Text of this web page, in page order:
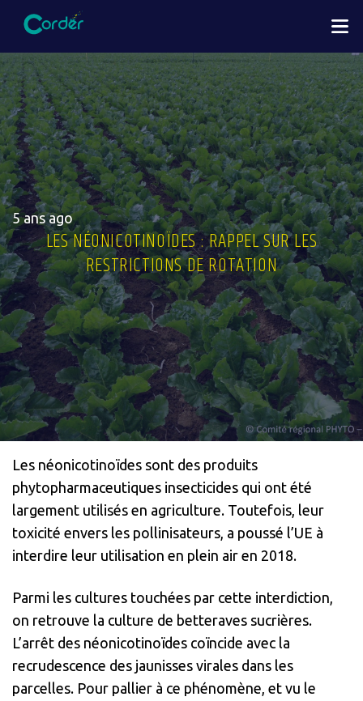
Aller
contenu
principal
5 ans ago
LES NÉONICOTINOÏDES : RAPPEL SUR LES
RESTRICTIONS DE ROTATION
Image
Les néonicotinoïdes sont des produits
phytopharmaceutiques insecticides qui ont été
largement utilisés en agriculture. Toutefois, leur
toxicité envers les pollinisateurs, a poussé l’UE à
interdire leur utilisation en plein air en 2018.
Parmi les cultures touchées par cette interdiction,
on retrouve la culture de betteraves sucrières.
L’arrêt des néonicotinoïdes coïncide avec la
recrudescence des jaunisses virales dans les
parcelles. Pour pallier à ce phénomène, et vu le